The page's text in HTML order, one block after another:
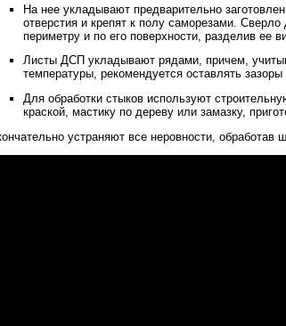
На нее укладывают предварительно
отверстия и крепят к полу саморезами.
периметру и по его поверхности, разделив ее
Листы ДСП укладывают рядами, причем,
температуры, рекомендуется оставлять
Для обработки стыков используют
краской, мастику по дереву или замазку,
устраняют все неровности,